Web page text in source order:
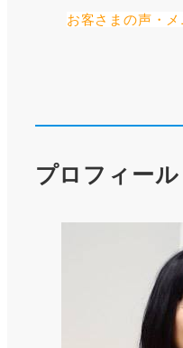
お客さまの声・
プロフィール